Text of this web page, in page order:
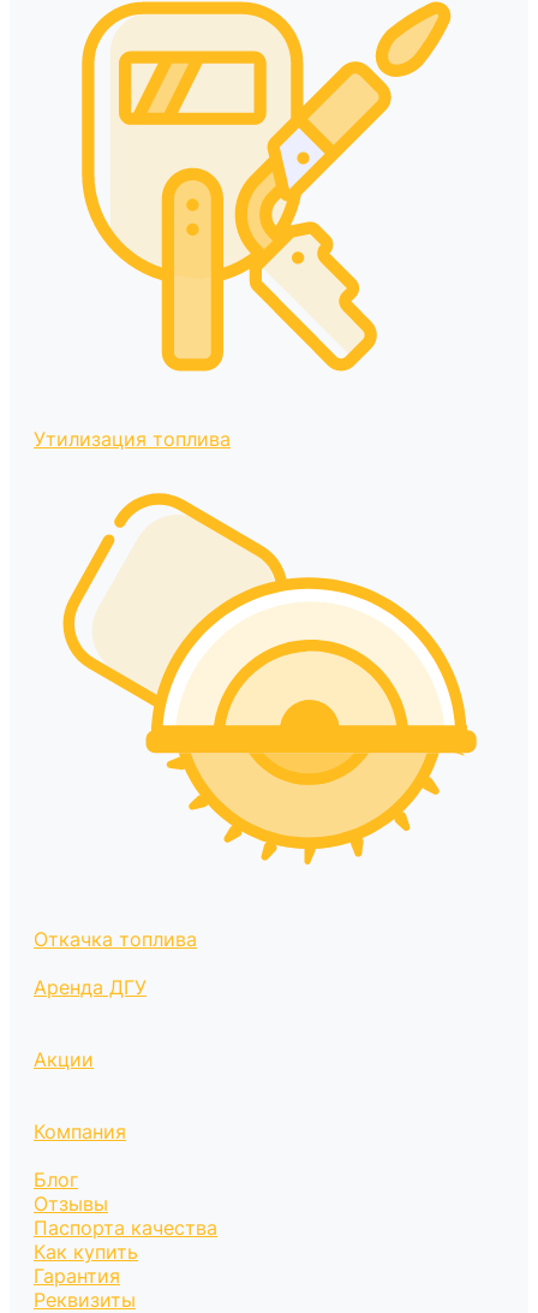
Утилизация топлива
Откачка топлива
Аренда ДГУ
Акции
Компания
Блог
Отзывы
Паспорта качества
Как купить
Гарантия
Реквизиты